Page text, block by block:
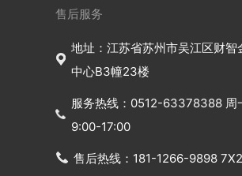
售后服务
地址：江苏省苏州市吴江区财智
中心B3幢23楼
服务热线：0512-63378388 周
9:00-17:00
售后热线：181-1266-9898